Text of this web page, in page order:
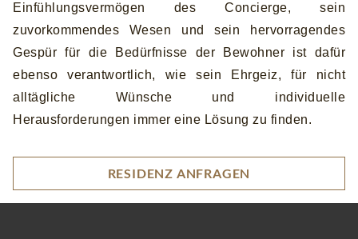
Einfühlungsvermögen des Concierge, sein
zuvorkommendes Wesen und sein hervorragendes
Gespür für die Bedürfnisse der Bewohner ist dafür
ebenso verantwortlich, wie sein Ehrgeiz, für nicht
alltägliche Wünsche und individuelle
Herausforderungen immer eine Lösung zu finden.
RESIDENZ ANFRAGEN